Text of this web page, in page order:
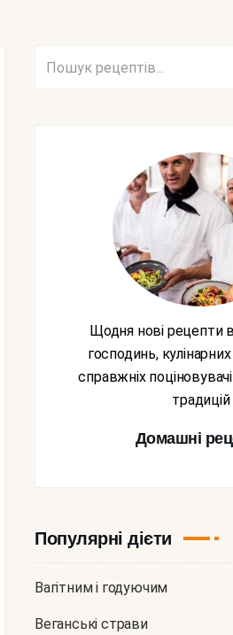
Щодня нові рецепти від домашніх
господинь,
справжніх
традицій
Домашні
Популярні дієти
Вагітним і годуючим
Веганські страви